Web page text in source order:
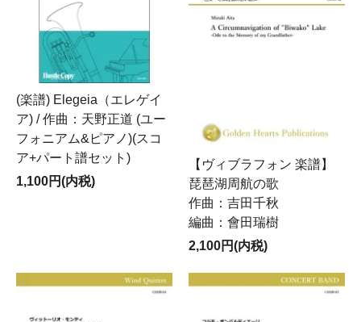
(楽譜) Elegeia（エレゲイ
ア) / 作曲：天野正道 (ユー
フォニアム&ピアノ)(スコ
ア+パート譜セット)
1,100円(内税)
【ヴィブラフォン 楽譜】
琵琶湖周航の歌
作曲：吉田千秋
編曲：會田瑞樹
2,100円(内税)